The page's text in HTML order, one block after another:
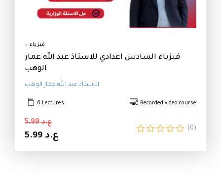
فيزياء
فيزياء السادس اعدادي للاستاذ عبد الله عمار
الوهب
الاستاذ عبد الله عمار الوهب
6 Lectures Recorded video course
ع.د 5.99
ع.د 5.99
(0)